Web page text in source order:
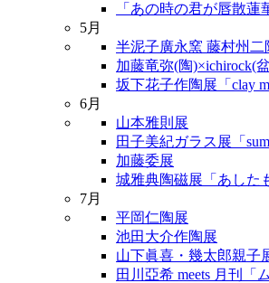
「あの時の君が唇散蓮
5月
半泥子廣永窯 藤村州
加藤竜弥(陶)×ichirock(
坂下花子作陶展「clay
6月
山本雅則展
田子美紀ガラス展「
加藤委展
城雅典陶磁展「あした
7月
平岡仁陶展
池田大介作陶展
山下眞喜・幾太郎親子
田川亞希 meets 月刊「